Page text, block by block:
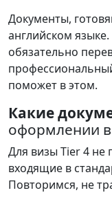
Документы,
английском языке.
обязательно
поможет вэтом.
Какие
оформлении
Для визы Tier4 не
входящие в
Повторимся, не